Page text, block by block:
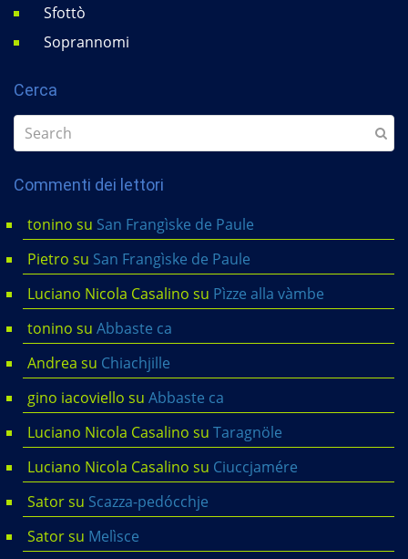
Sfottò
Soprannomi
Cerca
Commenti dei lettori
tonino su San Frangìske de Paule
Pietro su San Frangìske de Paule
Luciano Nicola Casalino su Pìzze alla vàmbe
tonino su Abbaste ca
Andrea su Chiachjille
gino iacoviello su Abbaste ca
Luciano Nicola Casalino su Taragnöle
Luciano Nicola Casalino su Ciuccjamére
Satorsu Scazza-pedócchje
Satorsu Melìsce